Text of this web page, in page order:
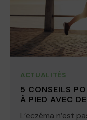
ACTUALITÉS
5 CONSEILS
À PIED AVEC
L’eczéma n’est